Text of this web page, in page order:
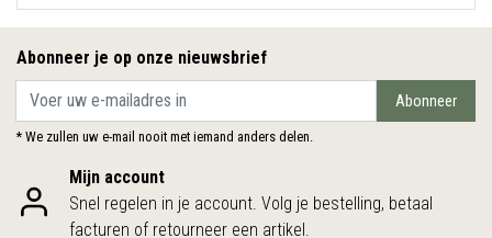
Abonneer je op onze nieuwsbrief
Abonneer
* We zullen uw e-mail nooit met iemand anders delen.
Mijn account
Snel regelen in je account. Volg je bestelling, betaal
facturen of retourneer een artikel.